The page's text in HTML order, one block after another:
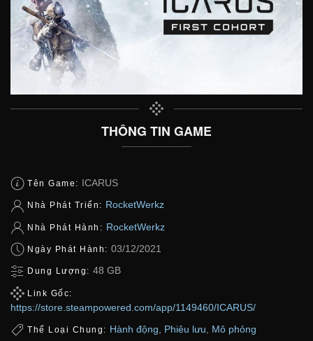
THÔNG TIN GAME
Tên Game: ICARUS
Nhà Phát Triển: RocketWerkz
Nhà Phát Hành: RocketWerkz
Ngày Phát Hành: 03/12/2021
Dung Lượng: 48 GB
Link Gốc:
https://store.steampowered.com/app/1149460/ICARUS/
Thể Loại Chung: Hành động Phiêu lưu Mô phỏng